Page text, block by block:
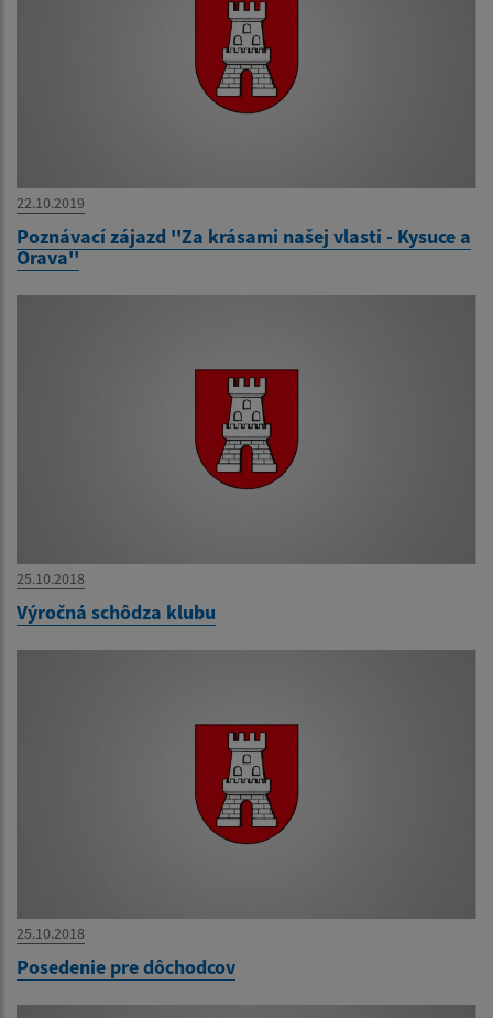
22.10.2019
Poznávací zájazd ''Za krásami našej vlasti - Kysuce a
Orava''
25.10.2018
Výročná schôdza klubu
25.10.2018
Posedenie pre dôchodcov